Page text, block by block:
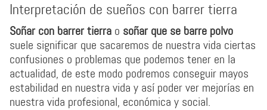
Interpretación de sueños con barrer tierra
Soñar con barrer tierra o soñar que se barre polvo
suele significar que sacaremos de nuestra vida ciertas
confusiones o problemas que podemos tener en la
actualidad, de este modo podremos conseguir mayos
estabilidad en nuestra vida y así poder ver mejorías en
nuestra vida profesional, económica y social.